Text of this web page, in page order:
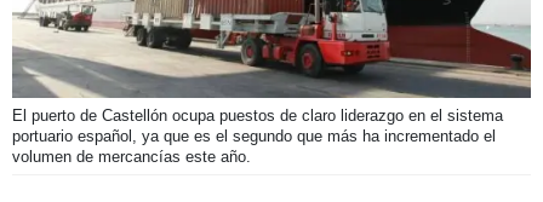
El puerto de Castellón ocupa puestos de claro liderazgo en el sistema
portuario español, ya que es el segundo que más ha incrementado el
volumen de mercancías este año.